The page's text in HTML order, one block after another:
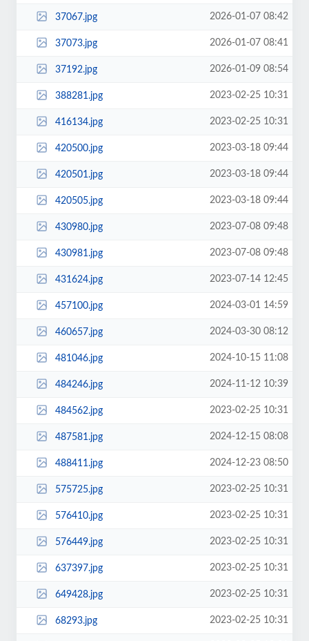
37067.jpg 2026-01-07 08:42
37073.jpg 2026-01-07 08:41
37192.jpg 2026-01-09 08:54
388281.jpg 2023-02-25 10:31
416134.jpg 2023-02-25 10:31
420500.jpg 2023-03-18 09:44
420501.jpg 2023-03-18 09:44
420505.jpg 2023-03-18 09:44
430980.jpg 2023-07-08 09:48
430981.jpg 2023-07-08 09:48
431624.jpg 2023-07-14 12:45
457100.jpg 2024-03-01 14:59
460657.jpg 2024-03-30 08:12
481046.jpg 2024-10-15 11:08
484246.jpg 2024-11-12 10:39
484562.jpg 2023-02-25 10:31
487581.jpg 2024-12-15 08:08
488411.jpg 2024-12-23 08:50
575725.jpg 2023-02-25 10:31
576410.jpg 2023-02-25 10:31
576449.jpg 2023-02-25 10:31
637397.jpg 2023-02-25 10:31
649428.jpg 2023-02-25 10:31
68293.jpg 2023-02-25 10:31